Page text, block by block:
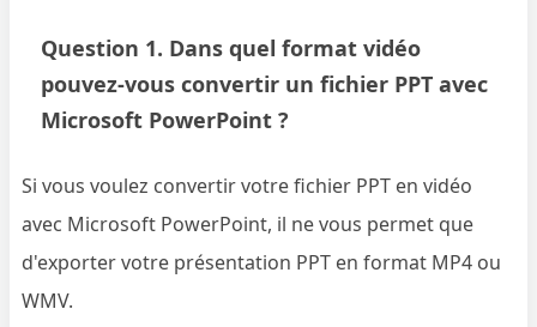
Question 1. Dans quel format vidéo
pouvez-vous convertir un fichier PPT avec
Microsoft PowerPoint ?
Si vous voulez convertir votre fichier PPT en vidéo
avec Microsoft PowerPoint, il ne vous permet que
d'exporter votre présentation PPT en format MP4 ou
WMV.